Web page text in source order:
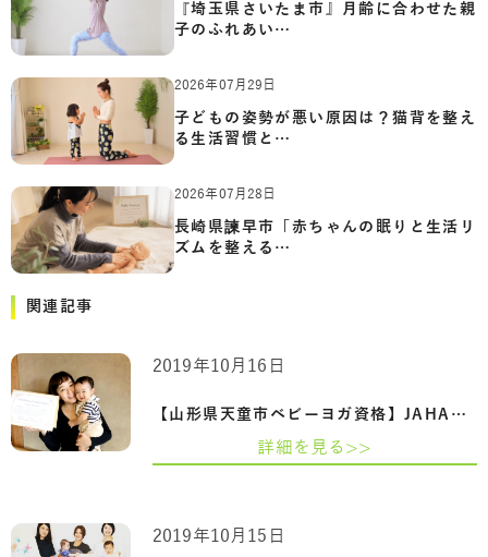
『埼玉県さいたま市』月齢に合わせた親
子のふれあい…
2026年07月29日
子どもの姿勢が悪い原因は？猫背を整え
る生活習慣と…
2026年07月28日
長崎県諫早市「赤ちゃんの眠りと生活リ
ズムを整える…
関連記事
【山形県天童市ベビーヨガ資格】JAHA認定…
2019年10月16日
詳細を見る>>
2019年10月15日